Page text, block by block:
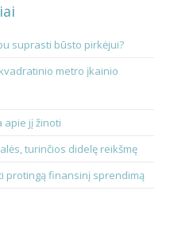
suprasti būsto pirkėjui?
metro įkainio
apie jį žinoti
turinčios didelę reikšmę
protingą finansinį sprendimą